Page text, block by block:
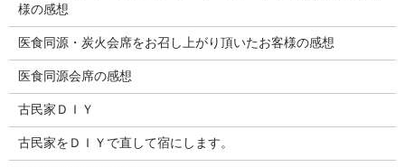
様の感想
医食同源・炭火会席をお召し上がり頂いたお客様の感想
医食同源会席の感想
古民家ＤＩＹ
古民家をＤＩＹで直して宿にします。